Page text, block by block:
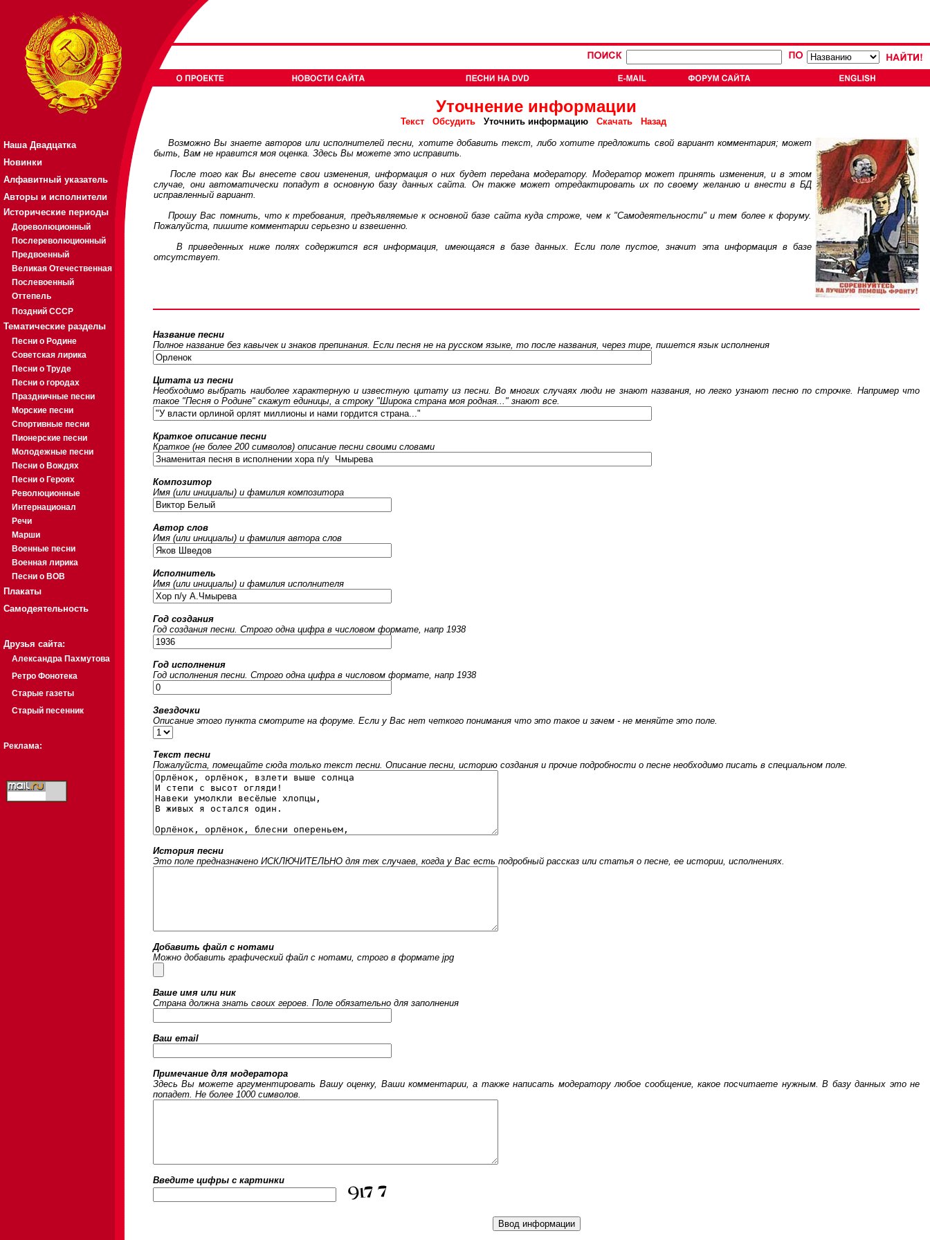
Наша Двадцатка
Новинки
Алфавитный указатель
Авторы и исполнители
Исторические периоды
Дореволюционный
Послереволюционный
Предвоенный
Великая Отечественная
Послевоенный
Оттепель
Поздний СССР
Тематические разделы
Песни о Родине
Советская лирика
Песни о Труде
Песни о городах
Праздничные песни
Морские песни
Спортивные песни
Пионерские песни
Молодежные песни
Песни о Вождях
Песни о Героях
Революционные
Интернационал
Речи
Марши
Военные песни
Военная лирика
Песни о ВОВ
Плакаты
Самодеятельность
Друзья сайта:
Александра Пахмутова
Ретро Фонотека
Старые газеты
Старый песенник
Реклама:
Уточнение информации
Текст Обсудить Уточнить информацию Скачать Назад
Возможно Вы знаете авторов или исполнителей песни, хотите добавить текст, либо хотите предложить свой вариант комментария; может
быть, Вам не нравится моя оценка. Здесь Вы можете это исправить.
После того как Вы внесете свои изменения, информация о них будет передана модератору. Модератор может принять изменения, и в этом
случае, они автоматически попадут в основную базу данных сайта. Он также может отредактировать их по своему желанию и внести в БД
исправленный вариант.
Прошу Вас помнить, что к требования, предъявляемые к основной базе сайта куда строже, чем к "Самодеятельности" и тем более к форуму.
Пожалуйста, пишите комментарии серьезно и взвешенно.
В приведенных ниже полях содержится вся информация, имеющаяся в базе данных. Если поле пустое, значит эта информация в базе
отсутствует.
Название песни
Полное название без кавычек и знаков препинания. Если песня не на русском языке, то после названия, через тире, пишется язык исполнения
Цитата из песни
Необходимо выбрать наиболее характерную и известную цитату из песни. Во многих случаях люди не знают названия, но легко узнают песню по строчке. Например что
такое "Песня о Родине" скажут единицы, а строку "Широка страна моя родная..." знают все.
Краткое описание песни
Краткое (не более 200 символов) описание песни своими словами
Композитор
Имя (или инициалы) и фамилия композитора
Автор слов
Имя (или инициалы) и фамилия автора слов
Исполнитель
Имя (или инициалы) и фамилия исполнителя
Год создания
Год создания песни. Строго одна цифра в числовом формате, напр 1938
Год исполнения
Год исполнения песни. Строго одна цифра в числовом формате, напр 1938
Звездочки
Описание этого пункта смотрите на форуме. Если у Вас нет четкого понимания что это такое и зачем - не меняйте это поле.
Текст песни
Пожалуйста, помещайте сюда только текст песни. Описание песни, историю создания и прочие подробности о песне необходимо писать в специальном поле.
История песни
Это поле предназначено ИСКЛЮЧИТЕЛЬНО для тех случаев, когда у Вас есть подробный рассказ или статья о песне, ее истории, исполнениях.
Добавить файл с нотами
Можно добавить графический файл с нотами, строго в формате jpg
Ваше имя или ник
Страна должна знать своих героев. Поле обязательно для заполнения
Ваш email
Примечание для модератора
Здесь Вы можете аргументировать Вашу оценку, Ваши комментарии, а также написать модератору любое сообщение, какое посчитаете нужным. В базу данных это не
попадет. Не более 1000 символов.
Введите цифры c картинки